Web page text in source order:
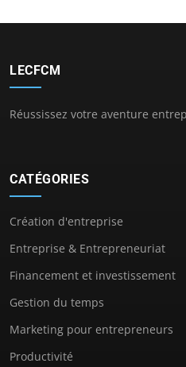
LECFCM
Réussissez votre aventure
CATÉGORIES
Création d'entreprise
Entreprise & Entrepreneuriat
Financement et investissement
Gestion du temps
Marketing pour entrepreneurs
Productivité